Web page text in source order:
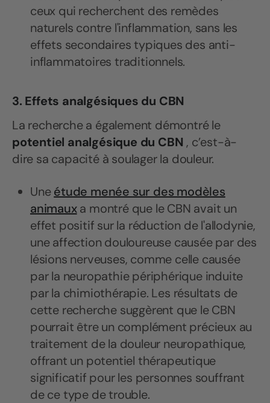
ceux qui recherchent des remèdes
naturels contre l'inflammation, sans les
effets secondaires typiques des anti-
inflammatoires traditionnels.
3. Effets analgésiques du CBN
La recherche a également démontré le
potentiel analgésique du CBN , c’est-à-
dire sa capacité à soulager la douleur.
Uneétude menée sur des modèles
animauxa montré que le CBN avait un
effet positif sur la réduction de l'allodynie,
une affection douloureuse causée par des
lésions nerveuses, comme celle causée
par la neuropathie périphérique induite
par la chimiothérapie. Les résultats de
cette recherche suggèrent que le CBN
pourrait être un complément précieux au
traitement de la douleur neuropathique,
offrant un potentiel thérapeutique
significatif pour les personnes souffrant
de ce type de trouble.